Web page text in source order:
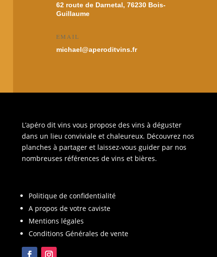
62 route de Darnetal, 76230 Bois-
Guillaume
EMAIL
michael@aperoditvins.fr
L’apéro dit vins vous propose des vins à déguster
dans un lieu conviviale et chaleureux. Découvrez nos
planches à partager et laissez-vous guider par nos
nombreuses références de vins et bières.
Politique de confidentialité
A propos de votre caviste
Mentions légales
Conditions Générales de vente